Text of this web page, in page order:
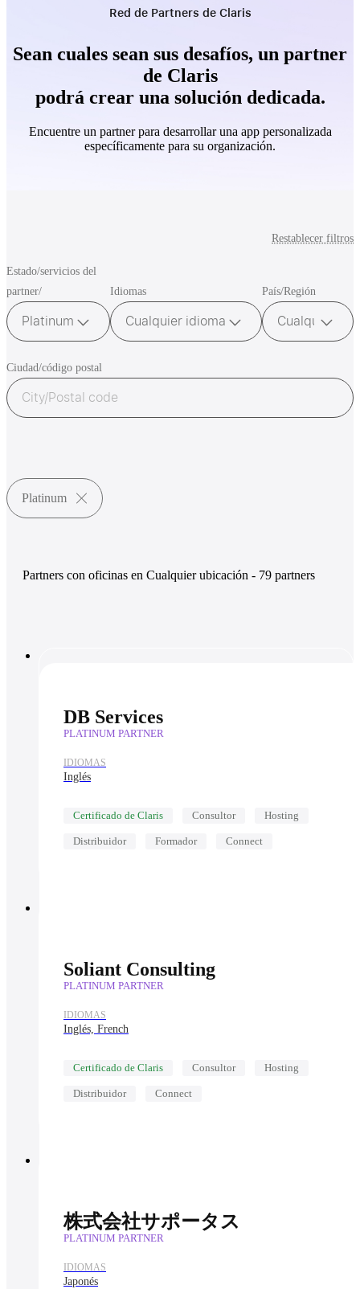
Red de Partners de Claris
Sean cuales sean sus desafíos, un partner
de Claris
podrá crear una solución dedicada.
Encuentre un partner para desarrollar una app personalizada
específicamente para su organización.
Restablecer filtros
Estado/servicios del
partner/
Platinum
Idiomas
Cualquier idioma
País/Región
Ciudad/código postal
Platinum
Partners con oficinas en Cualquier ubicación - 79 partners
DB Services
PLATINUM PARTNER
IDIOMAS
Inglés
Certificado de Claris Consultor Hosting
Distribuidor Formador Connect
Soliant Consulting
PLATINUM PARTNER
IDIOMAS
Inglés, French
Certificado de Claris Consultor Hosting
Distribuidor Connect
株式会社サポータス
PLATINUM PARTNER
IDIOMAS
Japonés